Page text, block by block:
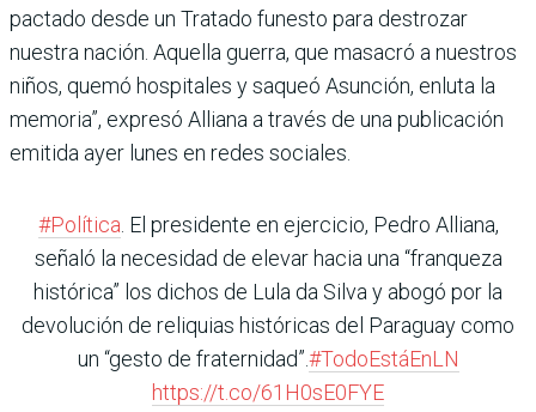
pactado desde un Tratado funesto para destrozar
nuestra nación. Aquella guerra, que masacró a nuestros
niños, quemó hospitales y saqueó Asunción, enluta la
memoria”, expresó Alliana a través de una publicación
emitida ayer lunes en redes sociales.
#Política . El presidente en ejercicio, Pedro Alliana,
señaló la necesidad de elevar hacia una “franqueza
histórica” los dichos de Lula da Silva y abogó por la
devolución de reliquias históricas del Paraguay como
un “gesto de fraternidad”.#TodoEstáEnLN
https://t.co/61H0sE0FYE